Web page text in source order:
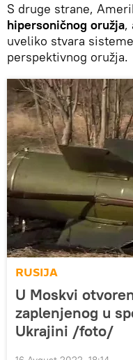
S druge strane,
hipersoničnog oružja,
uveliko stvara
perspektivnog oružja.
RUSIJA
U Moskvi
zaplenjenog u
Ukrajini /foto/